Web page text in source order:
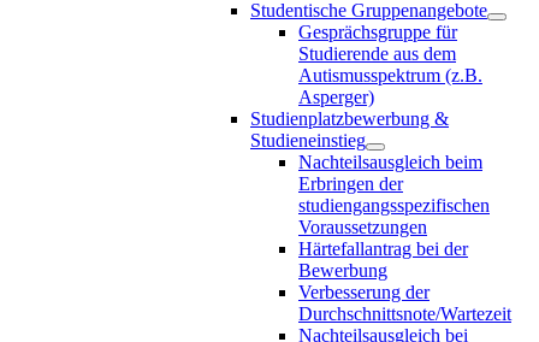
Studentische Gruppenangebote
Gesprächsgruppe für
Studierende aus dem
Autismusspektrum (z.B.
Asperger)
Studienplatzbewerbung &
Studieneinstieg
Nachteilsausgleich beim
Erbringen der
studiengangsspezifischen
Voraussetzungen
Härtefallantrag bei der
Bewerbung
Verbesserung der
Durchschnittsnote/Wartezeit
Nachteilsausgleich bei